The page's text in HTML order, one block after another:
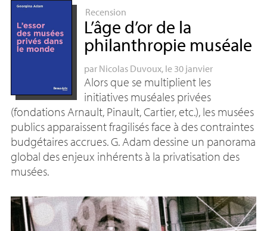
Recension
L’âge d’or de la
philanthropie muséale
par Nicolas Duvoux, le 30 janvier
Alors que se multiplient les
initiatives muséales privées
(fondations Arnault, Pinault, Cartier, etc.), les musées
publics apparaissent fragilisés face à des contraintes
budgétaires accrues. G. Adam dessine un panorama
global des enjeux inhérents à la privatisation des
musées.